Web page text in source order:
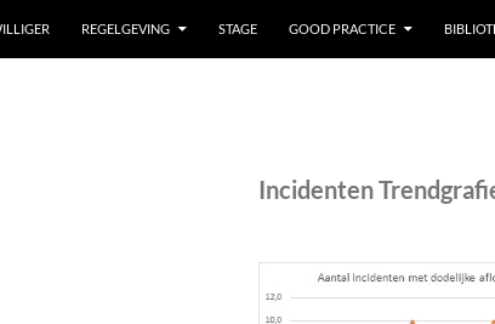
REGELGEVING STAGE GOOD PRACTICE
Incidenten